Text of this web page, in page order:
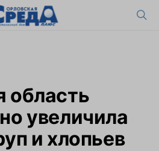
область
увеличила
и хлопьев